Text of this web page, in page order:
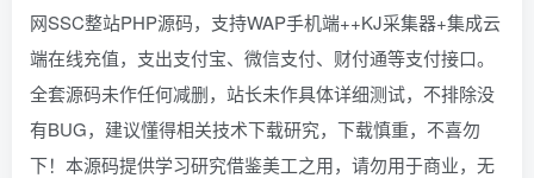
网SSC整站PHP源码，支持WAP手机端++KJ采集器+集成云
端在线充值，支出支付宝、微信支付、财付通等支付接口。
全套源码未作任何减删，站长未作具体详细测试，不排除没
有BUG，建议懂得相关技术下载研究，下载慎重，不喜勿
下！本源码提供学习研究借鉴美工之用，请勿用于商业，无